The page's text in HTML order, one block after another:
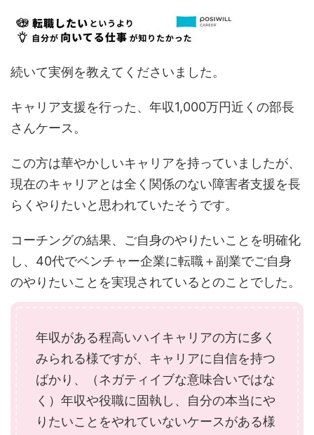
続いて実例を教えてくださいました。
キャリア支援を行った、年収1,000万円近くの部長
さんケース。
この方は華やかしいキャリアを持っていましたが、
現在のキャリアとは全く関係のない障害者支援を長
らくやりたいと思われていたそうです。
コーチングの結果、ご自身のやりたいことを明確化
し、40代でベンチャー企業に転職＋副業でご自身
のやりたいことを実現されているとのことでした。
年収がある程高いハイキャリアの方に多く
みられる様ですが、キャリアに自信を持つ
ばかり、（ネガティイブな意味合いではな
く）年収や役職に固執し、自分の本当にや
りたいことをやれていないケースがある様